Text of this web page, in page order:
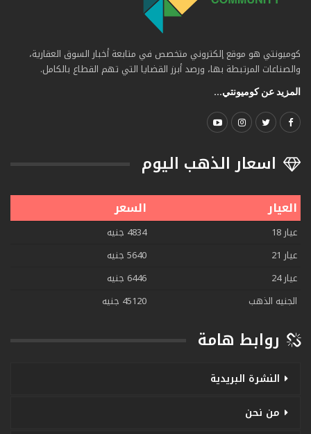
كوميونتي هو موقع إلكتروني متخصص في متابعة أخبار السوق العقارية،
والصناعات المرتبطة بها، ورصد أبرز القضايا التي تهم القطاع بالكامل.
المزيد عن كوميونتي...
اسعار الذهب اليوم
العيار السعر
عيار 18
4834 جنيه
عيار 21
5640 جنيه
عيار 24
6446 جنيه
الجنيه الذهب
45120 جنيه
روابط هامة
النشرة البريدية
من نحن